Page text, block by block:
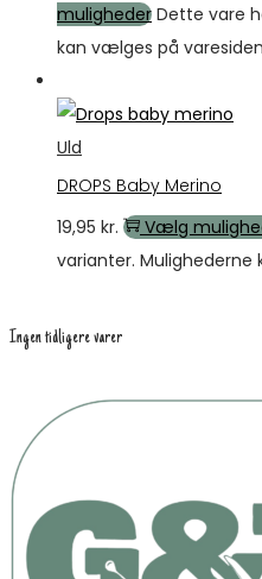
muligheder Dette vare
kan vælges på varesiden
Uld
DROPS Baby Merino
19,95 kr. Vælg
varianter.
Ingen tidligere varer